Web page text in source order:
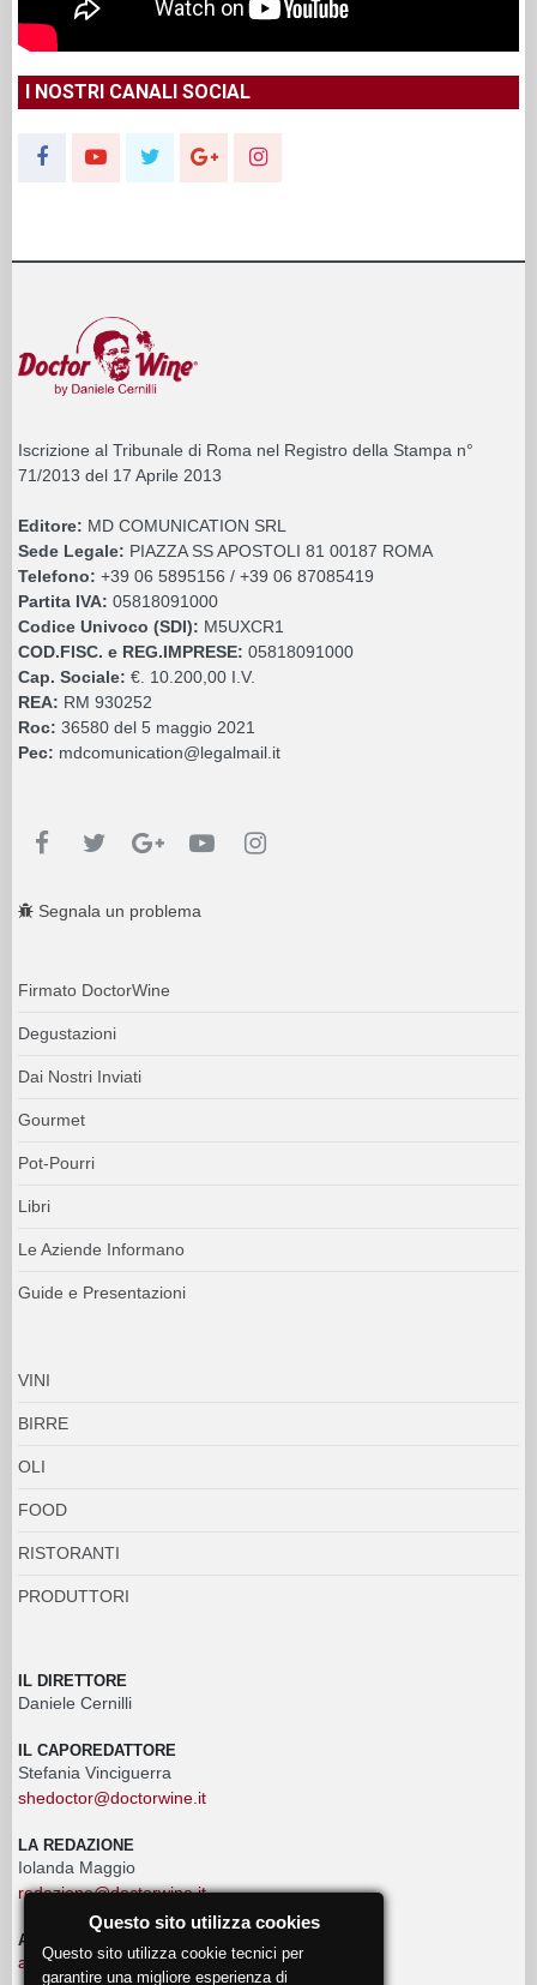
I NOSTRI CANALI SOCIAL
Iscrizione al Tribunale di Roma nel Registro della Stampa n°
71/2013 del 17 Aprile 2013
Editore: MD COMUNICATION SRL
Sede Legale: PIAZZA SS APOSTOLI 81 00187 ROMA
Telefono: +39 06 5895156 / +39 06 87085419
Partita IVA: 05818091000
Codice Univoco (SDI): M5UXCR1
COD.FISC. e REG.IMPRESE: 05818091000
Cap. Sociale: €. 10.200,00 I.V.
REA: RM 930252
Roc: 36580 del 5 maggio 2021
Pec: mdcomunication@legalmail.it
Segnala un problema
Firmato DoctorWine
Degustazioni
Dai Nostri Inviati
Gourmet
Pot-Pourri
Libri
Le Aziende Informano
Guide e Presentazioni
VINI
BIRRE
OLI
FOOD
RISTORANTI
PRODUTTORI
IL DIRETTORE
Daniele Cernilli
IL CAPOREDATTORE
Stefania Vinciguerra
shedoctor@doctorwine.it
LA REDAZIONE
Iolanda Maggio
redazione@doctorwine.it
ADVERTISING
advertising@doctorwine.it
Questo sito utilizza cookies
Questo sito utilizza cookie tecnici per
garantire una migliore esperienza di